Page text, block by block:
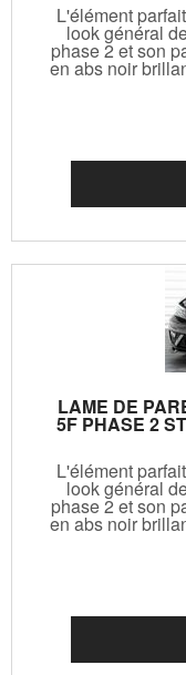
L'élément
look général
phase 2 et son
en abs noir
LAME DE
5F PHASE 2
L'élément
look général
phase 2 et son
en abs noir